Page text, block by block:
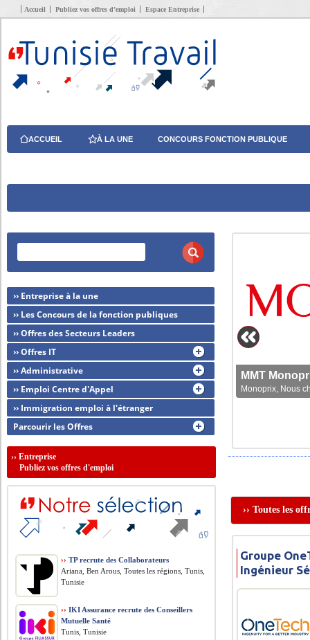
Accueil Publiez vos offres d’emploi Espace Entreprise
ACCUEIL À LA UNE CONCOURS FONCTION PUBLIQUE
MMT
Monoprix, Nous
›› Toutes les
Groupe
Ingénieur
›› Entreprise à la une
›› Les Concours de la fonction publiques
›› Offres des Secteurs Leaders
›› Offres IT
›› Administrative
›› Emploi Centre d'Appel
›› Immigration emploi à l'étranger
Parcourir les Offres
››Entreprise
Publiez vos offres d'emploi
›› TP recrute des Collaborateurs
Ariana, Ben Arous, Toutes les régions, Tunis,
Tunisie
›› IKI Assurance recrute des Conseillers
Mutuelle Santé
Tunis, Tunisie